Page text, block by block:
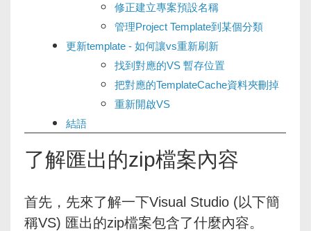
修正建立專案預設名稱
管理Project Template到某個分類
更新template - 如何讓vs重新刷新
找到對應的VS 暫存位置
把對應的TemplateCache資料夾刪掉
重新開啟VS
結語
了解匯出的zip檔案內容
首先，先來了解一下Visual Studio (以下簡
稱VS) 匯出的zip檔案包含了什麼內容。